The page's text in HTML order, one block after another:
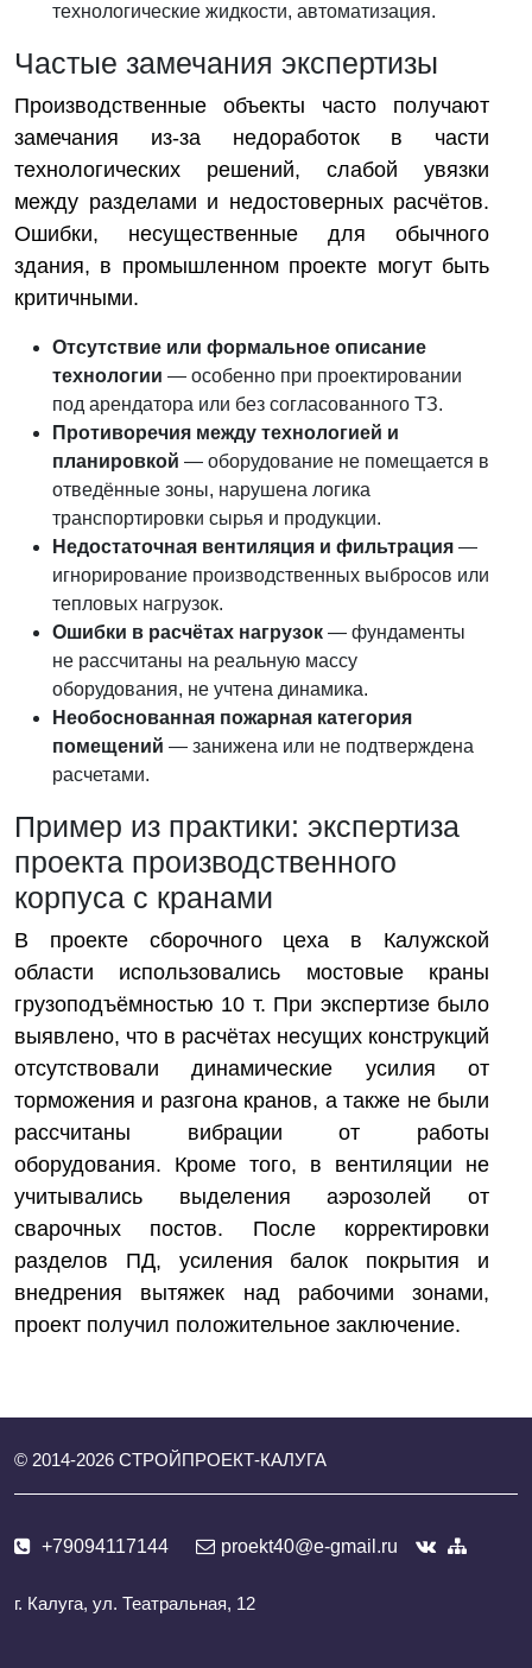
технологические жидкости, автоматизация.
Частые замечания экспертизы
Производственные объекты часто получают
замечания из-за недоработок в части
технологических решений, слабой увязки
между разделами и недостоверных расчётов.
Ошибки, несущественные для обычного
здания, в промышленном проекте могут быть
критичными.
Отсутствие или формальное описание
технологии — особенно при проектировании
под арендатора или без согласованного ТЗ.
Противоречия между технологией и
планировкой — оборудование не помещается в
отведённые зоны, нарушена логика
транспортировки сырья и продукции.
Недостаточная вентиляция и фильтрация —
игнорирование производственных выбросов или
тепловых нагрузок.
Ошибки в расчётах нагрузок — фундаменты
не рассчитаны на реальную массу
оборудования, не учтена динамика.
Необоснованная пожарная категория
помещений — занижена или не подтверждена
расчетами.
Пример из практики: экспертиза
проекта производственного
корпуса с кранами
В проекте сборочного цеха в Калужской
области использовались мостовые краны
грузоподъёмностью 10 т. При экспертизе было
выявлено, что в расчётах несущих конструкций
отсутствовали динамические усилия от
торможения и разгона кранов, а также не были
рассчитаны вибрации от работы
оборудования. Кроме того, в вентиляции не
учитывались выделения аэрозолей от
сварочных постов. После корректировки
разделов ПД, усиления балок покрытия и
внедрения вытяжек над рабочими зонами,
проект получил положительное заключение.
© 2014-2026 СТРОЙПРОЕКТ-КАЛУГА
+79094117144 proekt40@e-gmail.ru
г. Калуга, ул. Театральная, 12